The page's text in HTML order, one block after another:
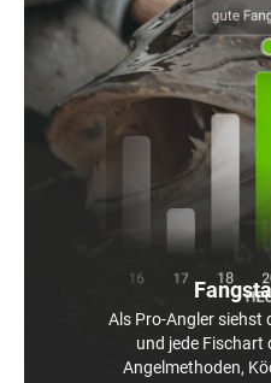
Als Pro-Angler siehst
und jede Fischart
Angelmethoden,